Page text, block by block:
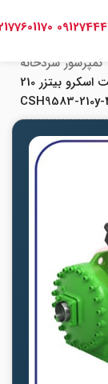
کمپرسور سردخانه
کمپرسور کامپکت اسکرو بیتزر 210